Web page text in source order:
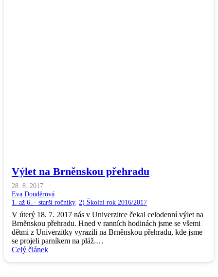
Výlet na Brněnskou přehradu
28. 8. 2017
Eva Douděrová
1. až 6. - starší ročníky, 2) Školní rok 2016/2017
V úterý 18. 7. 2017 nás v Univerzitce čekal celodenní výlet na
Brněnskou přehradu. Hned v ranních hodinách jsme se všemi
dětmi z Univerzitky vyrazili na Brněnskou přehradu, kde jsme
se projeli parníkem na pláž.…
Celý článek